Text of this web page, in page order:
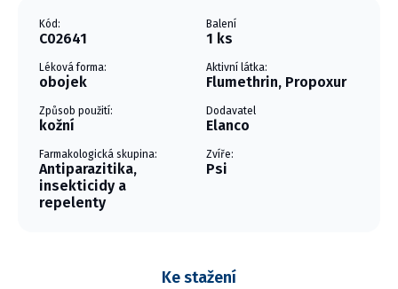
Kód:
C02641
Balení
1 ks
Léková forma:
obojek
Aktivní látka:
Flumethrin, Propoxur
Způsob použití:
kožní
Dodavatel
Elanco
Farmakologická skupina:
Antiparazitika,
insekticidy a
repelenty
Zvíře:
Psi
Ke stažení